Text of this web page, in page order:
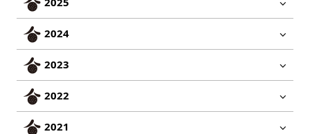
2024
2023
2022
2021